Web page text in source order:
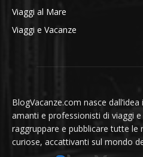
Viaggi al Mare
Viaggi e Vacanze
BlogVacanze.com nasce
amanti e professionisti di viaggi
raggruppare e pubblicare tutte le
curiose, accattivanti sul mondo